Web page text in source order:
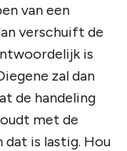
van een
verschuift de
is
zal dan
de handeling
met de
dat is lastig. Hou